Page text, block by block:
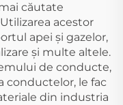
căutate
acestor
apei și gazelor,
și multe altele.
de conducte,
conductelor, le fac
din industria